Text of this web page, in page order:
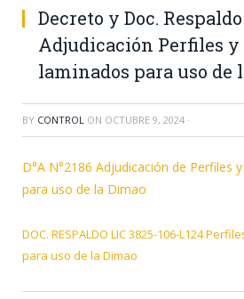
Decreto y Doc. Respaldo
Adjudicación Perfiles
laminados para uso de
BY CONTROL ON OCTUBRE 9, 2024 ·
D°A N°2186 Adjudicación de Perfiles
para uso de la Dimao
DOC. RESPALDO LIC 3825-106-L124
para uso de la Dimao